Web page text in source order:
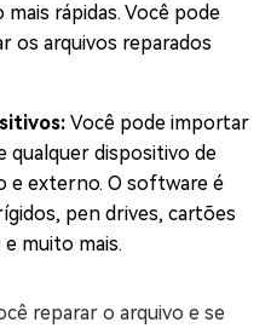
rápidas. Você pode
os arquivos reparados
Você pode importar
qualquer dispositivo de
e externo. O software é
pen drives, cartões
muito mais.
reparar o arquivo e se